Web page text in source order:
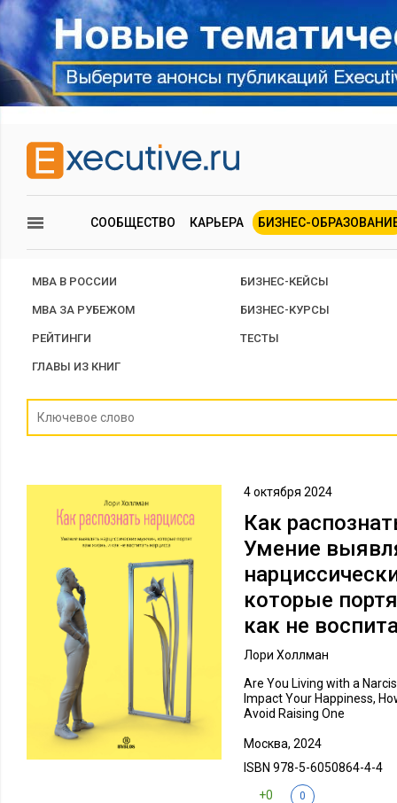
СООБЩЕСТВО КАРЬЕРА БИЗНЕС-
MBA В РОССИИ
MBA ЗА РУБЕЖОМ
РЕЙТИНГИ
ГЛАВЫ ИЗ КНИГ
БИЗНЕС-КЕЙСЫ
БИЗНЕС-КУРСЫ
ТЕСТЫ
4 октября 2024
Как
Умение
которые
как не
Лори Холлман
Are You Living with a
Impact Your Happiness,
Avoid Raising One
Москва, 2024
ISBN 978-5-6050864-4-4
+0
0